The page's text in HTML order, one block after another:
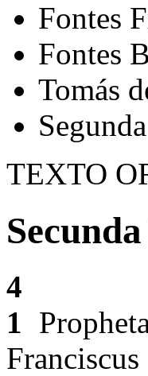
Fontes
Fontes
Tomás
TEXTO
4
1